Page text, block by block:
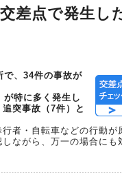
差点で発生し
で、34件の事故が
が特に多く発生し
突事故（7件）と
者・自転車などの行動
ながら、万一の場合に